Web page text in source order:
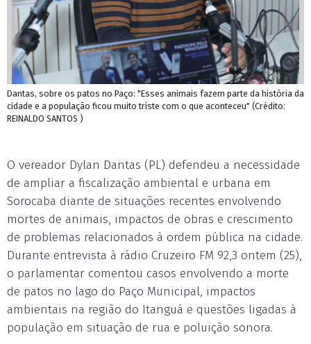
Dantas, sobre os patos no Paço: "Esses animais fazem parte da história da
cidade e a população ficou muito triste com o que aconteceu" (Crédito:
REINALDO SANTOS )
O vereador Dylan Dantas (PL) defendeu a necessidade
de ampliar a fiscalização ambiental e urbana em
Sorocaba diante de situações recentes envolvendo
mortes de animais, impactos de obras e crescimento
de problemas relacionados à ordem pública na cidade.
Durante entrevista à rádio Cruzeiro FM 92,3 ontem (25),
o parlamentar comentou casos envolvendo a morte
de patos no lago do Paço Municipal, impactos
ambientais na região do Itanguá e questões ligadas à
população em situação de rua e poluição sonora.